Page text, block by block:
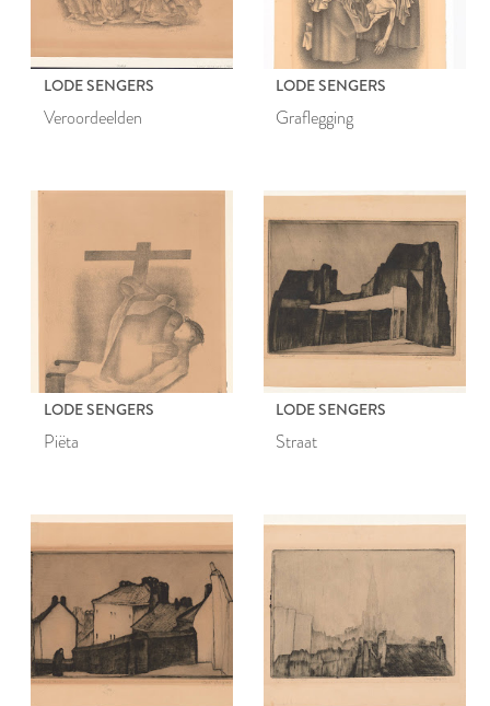
LODE SENGERS
Veroordeelden
LODE SENGERS
Graflegging
LODE SENGERS
Piëta
LODE SENGERS
Straat